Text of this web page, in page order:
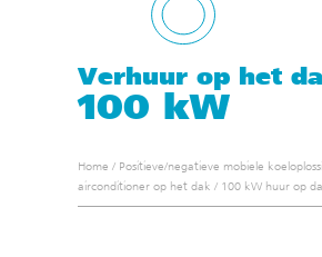
Verhuur op het
100 kW
Home / Positieve/negatieve mobiele
airconditioner op het dak / 100 kW huur op